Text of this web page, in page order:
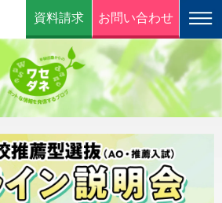
資料請求 お問い合わせ